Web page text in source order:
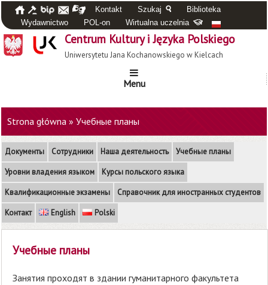
Kontakt Szukaj
Biblioteka
Wydawnictwo
POL-on Wirtualna uczelnia
Centrum Kultury i Języka Polskiego
Uniwersytetu Jana Kochanowskiego w Kielcach
Menu
Strona główna » Учебные планы
Документы Сотрудники Наша деятельность
Учебные планы
Уровни владения языком
Курсы польского языка
Квалификационные экзамены
Справочник для иностранных студентов
Контакт
English Polski
Учебные планы
Занятия проходят в здании гуманитарного факультета